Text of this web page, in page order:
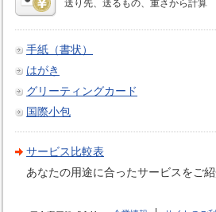
送り先、送るもの、重さから計算
手紙（書状）
はがき
グリーティングカード
国際小包
サービス比較表
あなたの用途に合ったサービスをご紹